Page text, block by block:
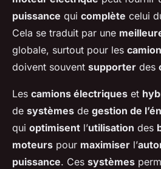
puissance qui complète celui
Cela se traduit par une
globale, surtout pour les
doivent souvent supporter des
Les camions électriques et
de systèmes de gestion de
qui optimisent l’utilisation des
moteurs pour maximiser l’
puissance. Ces systèmes